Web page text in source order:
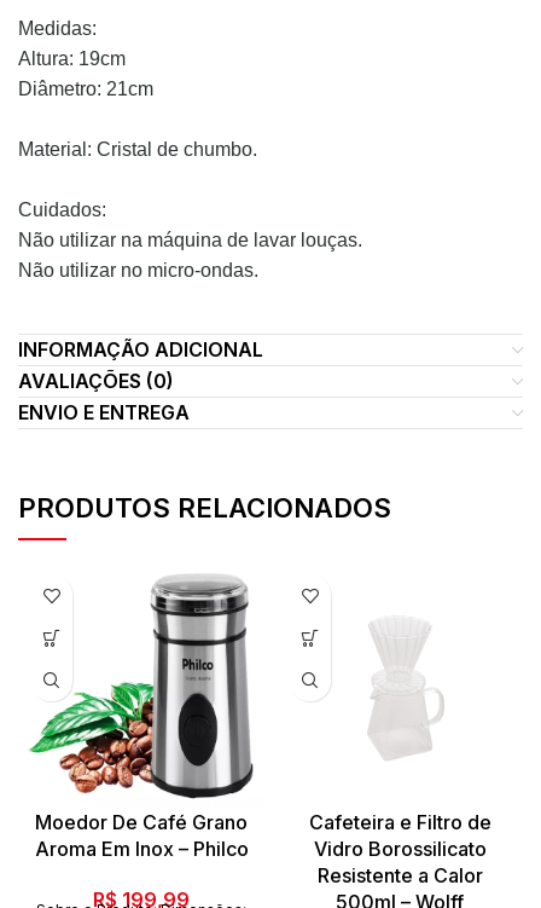
Medidas:
Altura: 19cm
Diâmetro: 21cm
Material: Cristal de chumbo.
Cuidados:
Não utilizar na máquina de lavar louças.
Não utilizar no micro-ondas.
INFORMAÇÃO ADICIONAL
AVALIAÇÕES (0)
ENVIO E ENTREGA
PRODUTOS RELACIONADOS
Moedor De Café Grano
Aroma Em Inox – Philco
R$ 199,99
Cafeteira e Filtro de
Vidro Borossilicato
Resistente a Calor
500ml – Wolff